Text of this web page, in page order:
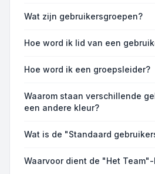
Wat zijn gebruikersgroepen?
Hoe word ik lid van een
Hoe word ik een groepsleider?
Waarom staan verschillende
een andere kleur?
Wat is de "Standaard
Waarvoor dient de "Het